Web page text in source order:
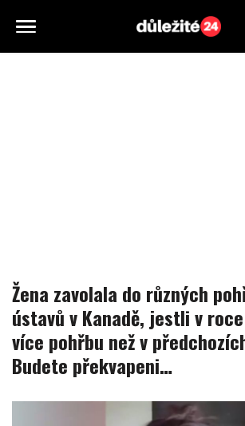
Žena zavolala do různých
ústavů v Kanadě, jestli v
více pohřbu než v
Budete překvapeni…